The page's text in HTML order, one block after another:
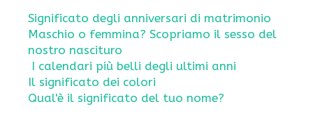
Significato degli anniversari di matrimonio
Maschio o femmina? Scopriamo il sesso del
nostro nascituro
I calendari più belli degli ultimi anni
Il significato dei colori
Qual'è il significato del tuo nome?